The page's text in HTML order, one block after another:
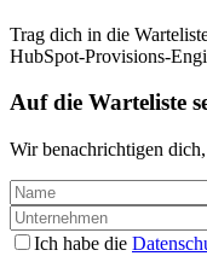
Trag dich in die
HubSpot-Provisions-
Auf die Warteliste
Wir benachrichtigen
Ich habe die